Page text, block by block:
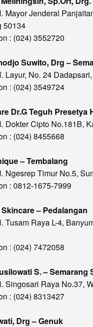
Mayor Jenderal
50134
: (024) 3552720
Suwito, Drg –
Layur, No. 24
: (024) 3549724
Dr.G Teguh Presetya
Dokter Cipto No.181B,
: (024) 8455668
– Tembalang
Ngesrep Timur No.5,
: 0812-1675-7999
– Pedalangan
Tusam Raya L-4,
: (024) 7472058
S. – Semarang
Singosari Raya No.37,
: (024) 8313427
Drg – Genuk